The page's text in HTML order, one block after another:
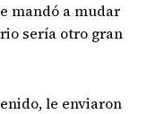
mandó a mudar
sería otro gran
le enviaron